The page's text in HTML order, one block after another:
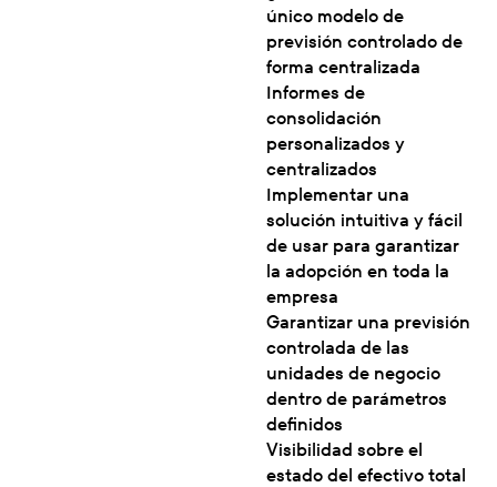
único modelo de
previsión controlado de
forma centralizada
Informes de
consolidación
personalizados y
centralizados
Implementar una
solución intuitiva y fácil
de usar para garantizar
la adopción en toda la
empresa
Garantizar una previsión
controlada de las
unidades de negocio
dentro de parámetros
definidos
Visibilidad sobre el
estado del efectivo total